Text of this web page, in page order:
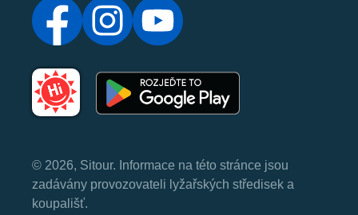
© 2026, Sitour. Informace na této stránce jsou
zadávány provozovateli lyžařských středisek a
koupališť.